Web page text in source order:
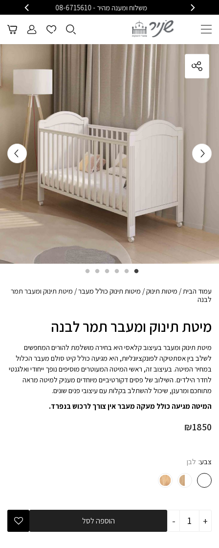
משלוח ומענה מהיר - 08-6715610
עמוד הבית/ מיטות תינוק/ מיטות תינוק כולל מעבר/ מיטת תינוק ומעבר תמר
לבנה
מיטת תינוק ומעבר תמר לבנה
מיטת תינוק ומעבר בעיצוב קלאסי היא בחירה מושלמת להורים המחפשים
לשלב בין אסתטיקה לפונקציונליות, היא מגיעה כולל קיט סולם מעבר הכלול
במחיר המיטה. בעיצוב זה, ראשי המיטה המעוטרים מוסיפים נופך ייחודי ואלגנטי
לחדר הילדים. השילוב של פסים דקורטיביים מיוחדים מעניק למיטה מראה
מתוחכם ומרענן, שיכול להשתלב בקלות עם עיצובי פנים שונים.
המיטה מגיעה כולל מעקה מעבר אין צורך לרכוש בנפרד.
₪1850
צבע לבן
-
כמות
מיטת
+ הוספה לסל